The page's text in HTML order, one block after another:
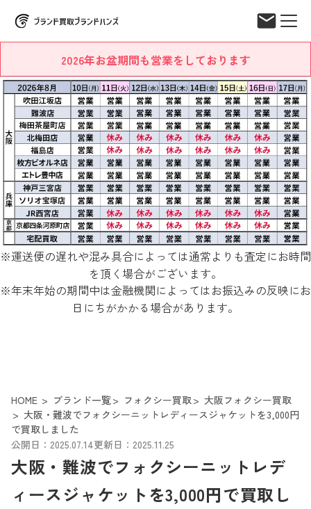
2026年お盆期間も営業をしております
※運送便の遅れや混み具合によっては通常よりも査定にお時間
を頂く場合がございます。
※年末年始の期間中は金融機関によってはお振込みの反映にお
日にちがかかる場合があります。
HOME ブランド一覧 フォクシー買取
大阪フォクシー買取
大阪・難波でフォクシーニットレディースジャケットを3,000円
で買取しました
公開日：2025.07.14更新日：2025.11.25
大阪・難波でフォクシーニットレデ
ィースジャケットを3,000円で買取し